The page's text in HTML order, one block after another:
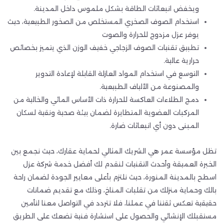
ويخفض انبعاثات الطاقة بشكل ملموس داخل المدينة.
استخدام الصوف الصخري المستخلص من الصخور الطبيعية، حيث
يوفر عزل مزدوج للحرارة والصوت
تطبيق تقنيات الصوف الزجاجي خفيف الوزن الذي يتميز بخصائص
حرارية عالية.
التوسع في استخدام المواد العازلة القابلة لإعادة التدوير
والمصنوعة من الألياف الطبيعية.
دمج الطلاءات العاكسة للحرارة ذات الأساس المائي والخالية من
المركبات العضوية المتطايرة لضمان بيئة صحية ونقية لسكان
المبنى دون أي انبعاثات ضارة.
تظل مؤسسة عمر هي الشريك المثالي لحماية عقارك، حيث نجمع بين
الخبرة العميقة وأحدث التقنيات لنقدم لك أفضل خدمة شركة عزل
اسطح بالمدينة المنورة، حيث نلتزم بأعلى معايير الجودة لضمان راحة
بالك وحماية منزلك من تقلبات المناخ، وذلك مع تقديم ضمانات
حقيقية تعكس ثقتنا في عملنا، فلا تتردد في التواصل معنا لتأمين
مستقبلك الإنشائي والحصول على استشارة فنية تضعك على الطريق